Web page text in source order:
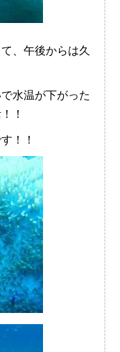
、午後からは久
水温が下がった
！
！！